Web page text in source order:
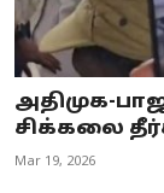
அதிமுக-
சிக்கலை
Mar 19, 2026